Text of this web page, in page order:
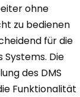
ohne
zu bedienen
für die
Die
des DMS
Funktionalität